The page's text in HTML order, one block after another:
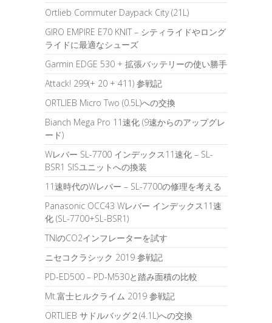
Ortlieb Commuter Daypack City (21L)
GIRO EMPIRE E70 KNIT – シティライドやロング
ライドに最適なシューズ
Garmin EDGE 530 + 拡張バッテリーの使い勝手
Attack! 299(+ 20 + 411) 参戦記
ORTLIEB Micro Two (0.5L)への交換
Bianch Mega Pro 11速化 (9速からのアップグレ
ード)
Wレバー SL-7700 インデックス11速化 – SL-
BSR1 SISユニットへの換装
11速時代のWレバー – SL-7700の修理を考える
Panasonic OCC43 Wレバー インデックス11速
化 (SL-7700+SL-BSR1)
TNIのCO2インフレーターを試す
ニセコクラシック 2019 参戦記
PD-ED500 – PD-M530と踏み面積の比較
Mt.富士ヒルクライム 2019 参戦記
ORTLIEB サドルバッグ２(4.1L)への交換